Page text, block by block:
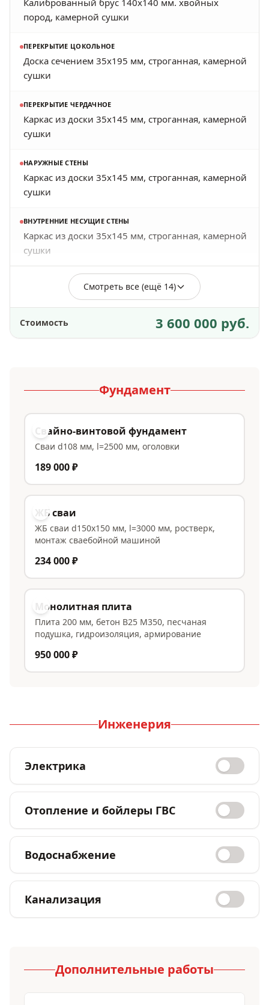
Калиброванный брус 140х140 мм. хвойных
пород, камерной сушки
ПЕРЕКРЫТИЕ ЦОКОЛЬНОЕ
Доска сечением 35х195 мм, строганная, камерной
сушки
ПЕРЕКРЫТИЕ ЧЕРДАЧНОЕ
Каркас из доски 35х145 мм, строганная, камерной
сушки
НАРУЖНЫЕ СТЕНЫ
Каркас из доски 35х145 мм, строганная, камерной
сушки
ВНУТРЕННИЕ НЕСУЩИЕ СТЕНЫ
Каркас из доски 35х145 мм, строганная, камерной
сушки
Смотреть все (ещё 14)
Стоимость 3 600 000 руб.
Фундамент
Свайно-винтовой фундамент
Сваи d108 мм, l=2500 мм, оголовки
189 000 ₽
ЖБ сваи
ЖБ сваи d150x150 мм, l=3000 мм, ростверк,
монтаж сваебойной машиной
234 000 ₽
Монолитная плита
Плита 200 мм, бетон В25 М350, песчаная
подушка, гидроизоляция, армирование
950 000 ₽
Инженерия
Электрика
Отопление и бойлеры ГВС
Водоснабжение
Канализация
Дополнительные работы